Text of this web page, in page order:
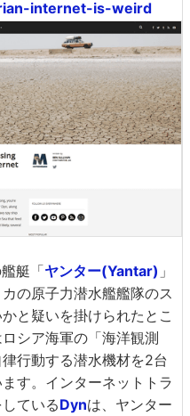
internet-is-weird
艇「ヤンター(Yantar) 」
の原子力潜水艦艦隊のス
と疑いを掛けられたとこ
シア海軍の「海洋観測
行動する潜水機材を2台
す。インターネットトラ
ているDynは、ヤンター